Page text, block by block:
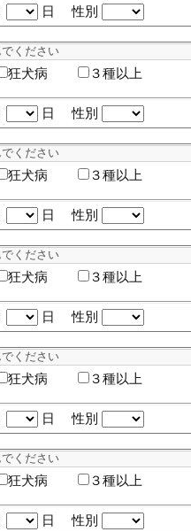
日 性別
狂犬病 ３種以上
日 性別
狂犬病 ３種以上
日 性別
狂犬病 ３種以上
日 性別
狂犬病 ３種以上
日 性別
狂犬病 ３種以上
日 性別